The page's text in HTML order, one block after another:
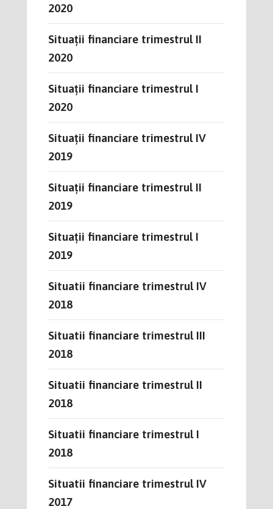
2020
Situații financiare trimestrul II
2020
Situații financiare trimestrul I
2020
Situații financiare trimestrul IV
2019
Situații financiare trimestrul II
2019
Situații financiare trimestrul I
2019
Situatii financiare trimestrul IV
2018
Situatii financiare trimestrul III
2018
Situatii financiare trimestrul II
2018
Situatii financiare trimestrul I
2018
Situatii financiare trimestrul IV
2017